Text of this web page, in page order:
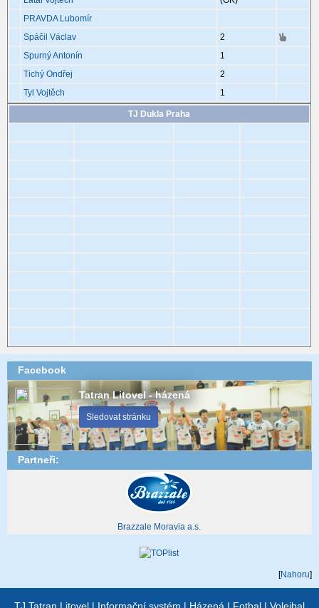
PRAVDA Lubomír
Spáčil Václav
2
Spurný Antonín
1
Tichý Ondřej
2
Tyl Vojtěch
1
TJ Dukla Praha
Facebook
Tatran Litovel - házená
Sledovat stránku
Partneři:
Brazzale Moravia a.s.
[Nahoru]